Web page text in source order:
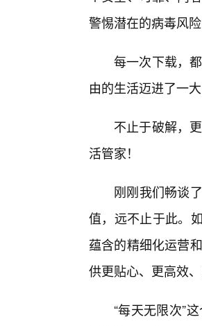
警惕潜在的病毒风
每一次下载，
由的生活迈进了一大
不止于破解，
活管家！
刚刚我们畅谈
值，远不止于此。
蕴含的精细化运营
供更贴心、更高效
“每天无限次”